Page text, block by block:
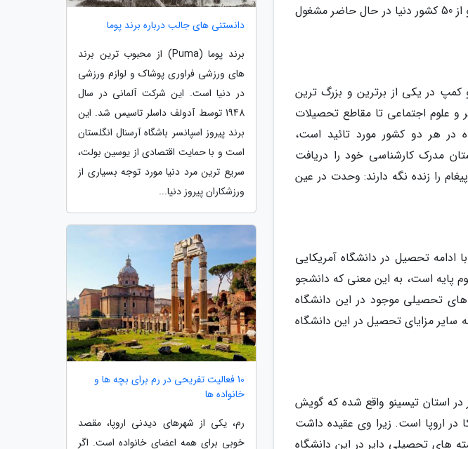
دانشجویان را دارند. و در نهایت اینکه، دانشجویان این دانشگاه از ملیت های مختلف و از 50 کشور دنیا در حال حاضر مشغول
در یکی از برترین و بزرگ ترین
و علوم اجتماعی تا مقاطع تحصیلات
در هر دو کشور مورد تائید است،
مدرک کارشناسی خود را دریافت
را زنده نگه دارند: وحدت در عین
ادامه تحصیل در دانشگاه آمریکایی
پایه است، به این معنی که دانشجو
تحصیلی موجود در این دانشگاه
سایر مزایای تحصیل در این دانشگاه
استان تیسینو واقع شده که گویش
در اروپا است. زیرا وی عقیده داشت
های تحصیلی دایر در این دانشگاه
دانستنی های جالب درباره برند پوما
برند پوما (Puma) از محبوب ترین برند
های ورزشی فراوری پوشاک و لوازم ورزشی
در دنیا است. این شرکت آلمانی در سال
1948 توسط آدولف داسلر تاسیس شد. این
برند پیروز اسپانسر باشگاه آرسنال انگلستان
است و با حمایت اقتصادی از یوسین بولت،
سریع ترین مرد دنیا مورد توجه بسیاری از
ورزشکاران پیروز دنیا...
10 فعالیت تفریحی در رم برای بچه ها و
خانواده ها
رم، یکی از شهرهای دیدنی اروپا، مقصد
خوبی برای همه اعضای خانواده است. اگر